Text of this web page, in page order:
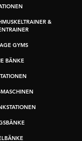
&
GYMS
BÄNKE
MASCHINEN